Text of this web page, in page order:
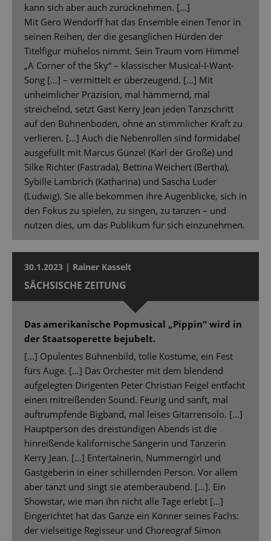
kann sich aber auch zurücknehmen. […]
Mit Gero Wendorff hat das Ensemble einen Tenor in
seinen Reihen, der die gesanglichen Hürden der
Titelfigur mühelos nimmt. Sein Traum vom Himmel
„A Corner of the Sky“ – klassischer Musical-I-Want-
Song […] – vermittelt er überzeugend. […] Mit
unheimlicher Präzision, mal hämmernd, mal
streichelnd, setzt Gast Kerry Jean jeden Tanzschritt
auf den Bühnenboden, ohne an stimmlicher Kraft zu
verlieren. […] Auch die Nebenrollen sind formidabel
ausgefüllt mit Marcus Günzel (Karl der Große) und
Silke Richter (Fastrada), Bettina Weichert (Bertha),
Sybille Lambrich (Katharina) und Sascha Luder
(Ludwig). Sie alle bekommen ihre Augenblicke, sich in
den Fokus zu spielen, zu singen, zu tanzen – und
nutzen dies, um das Publikum für sich einzunehmen.
30.1.2023 | Rainer Kasselt
SÄCHSISCHE ZEITUNG
Das amerikanische Popmusical „Pippin“ wird in
der Staatsoperette bejubelt.
[...] Opulentes Bühnenbild, tolle Kostüme, ein Fest
fürs Auge. [...] Das Orchester mit dem blendend
aufgelegten Dirigenten Peter Christian Feigel entfacht
einen mitreißenden Sound. Feurig und sanft, mal
auftrumpfende Bigband, mal leises Gitarrensolo. […]
Hauptperson des dreistündigen Abends ist die
hinreißende kalifornische Sängerin und Tänzerin
Kerry Jean. […] Entertainerin, Nummerngirl und
Gastgeberin in einer schillernden Person. Vor allem
aber tanzt und singt sie atemberaubend. […]. Ein
Showstar, wie man ihn nicht alle Tage erlebt […]
Eingerichtet hat das Ganze ein Könner seines Fachs:
der vielseitige Regisseur und Choreograf Simon